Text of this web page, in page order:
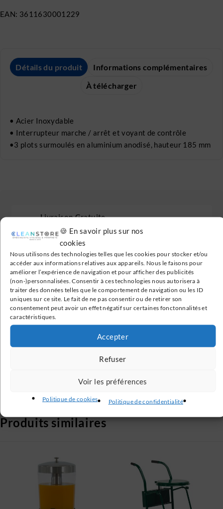
🍪 En savoir plus sur nos
cookies
Nous utilisons des technologies telles que les cookies pour stocker et/ou
accéder aux informations relatives aux appareils. Nous le faisons pour
améliorer l’expérience de navigation et pour afficher des publicités
(non-)personnalisées. Consentir à ces technologies nous autorisera à
traiter des données telles que le comportement de navigation ou les ID
uniques sur ce site. Le fait de ne pas consentir ou de retirer son
consentement peut avoir un effet négatif sur certaines fonctonnalités et
caractéristiques.
Accepter
Refuser
Voir les préférences
Politique de cookies Politique de confidentialité
EAN: 3611630001229
Détails du produit
Informations complémentaires
À télécharger
• Acier Inoxydable
• Interrupteur marche / arrêt et voyant de contrôle
•3 plots surmoulés en aluminium anodisé, hauteur 185 mm
Livraison Gratuite
En France métropolitaine à partir de 199€
Paiement Sécurisé
Transactions 100% sécurisées
Avis Clients Vérifiés
Nos avis clients sont vérifiés
Produits similaires